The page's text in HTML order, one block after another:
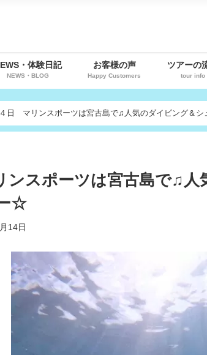
・体験日記
NEWS・BLOG
お客様の声
Happy Customers
ツアーの
tour info
４日 マリンスポーツは宮古島で♫人気のダイビング＆
スポーツは宮古島で♫人
ー☆
14日